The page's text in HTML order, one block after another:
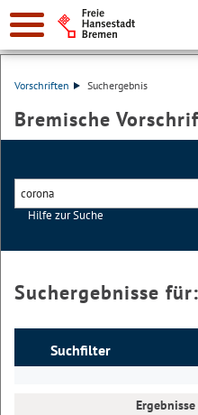
Vorschriften Suchergebnis
Bremische
Hilfe zur Suche
Suchergebnisse
Suchfilter